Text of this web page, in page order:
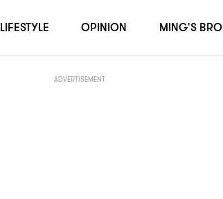
ADVERTISEMENT
LIFESTYLE OPINION MING'S BRO